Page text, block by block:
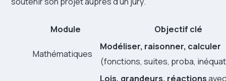
Module Objectif clé
Mathématiques
Modéliser, raisonner, calculer
(fonctions, suites, proba,
Lois, grandeurs, réactionsavec